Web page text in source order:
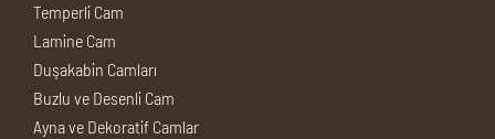
Temperli Cam
Lamine Cam
Duşakabin Camları
Buzlu ve Desenli Cam
Ayna ve Dekoratif Camlar